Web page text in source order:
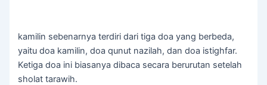
kamilin sebenarnya terdiri dari tiga doa yang berbeda,
yaitu doa kamilin, doa qunut nazilah, dan doa istighfar.
Ketiga doa ini biasanya dibaca secara berurutan setelah
sholat tarawih.